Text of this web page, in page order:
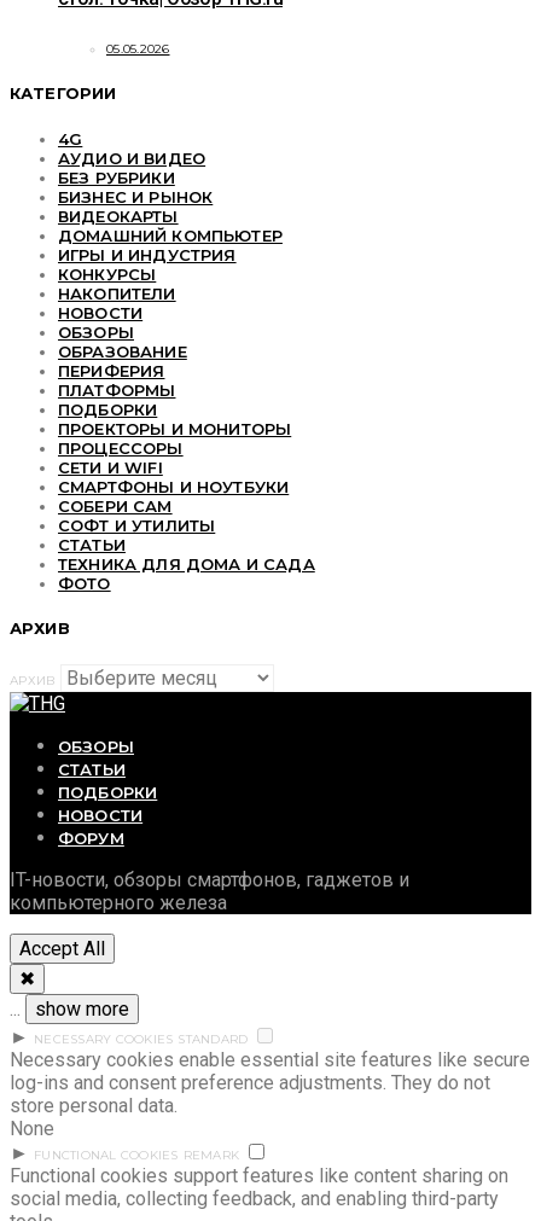
05.05.2026
КАТЕГОРИИ
4G
АУДИО И ВИДЕО
БЕЗ РУБРИКИ
БИЗНЕС И РЫНОК
ВИДЕОКАРТЫ
ДОМАШНИЙ КОМПЬЮТЕР
ИГРЫ И ИНДУСТРИЯ
КОНКУРСЫ
НАКОПИТЕЛИ
НОВОСТИ
ОБЗОРЫ
ОБРАЗОВАНИЕ
ПЕРИФЕРИЯ
ПЛАТФОРМЫ
ПОДБОРКИ
ПРОЕКТОРЫ И МОНИТОРЫ
ПРОЦЕССОРЫ
СЕТИ И WIFI
СМАРТФОНЫ И НОУТБУКИ
СОБЕРИ САМ
СОФТ И УТИЛИТЫ
СТАТЬИ
ТЕХНИКА ДЛЯ ДОМА И САДА
ФОТО
АРХИВ
АРХИВ
ОБЗОРЫ
СТАТЬИ
ПОДБОРКИ
НОВОСТИ
ФОРУМ
IT-новости, обзоры смартфонов, гаджетов и
компьютерного железа
Accept All
✖
...
show more
►
NECESSARY COOKIES STANDARD
Necessary cookies enable essential site features like secure
log-ins and consent preference adjustments. They do not
store personal data.
None
►
FUNCTIONAL COOKIES REMARK
Functional cookies support features like content sharing on
social media, collecting feedback, and enabling third-party